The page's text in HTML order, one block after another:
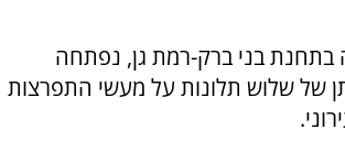
בתחנת בני ברק-רמת גן, נפתחה
של שלוש תלונות על מעשי התפרצות